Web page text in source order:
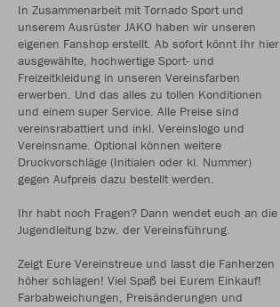
In Zusammenarbeit mit Tornado Sport und
unserem Ausrüster JAKO haben wir unseren
eigenen Fanshop erstellt. Ab sofort könnt Ihr hier
ausgewählte, hochwertige Sport- und
Freizeitkleidung in unseren Vereinsfarben
erwerben. Und das alles zu tollen Konditionen
und einem super Service. Alle Preise sind
vereinsrabattiert und inkl. Vereinslogo und
Vereinsname. Optional können weitere
Druckvorschläge (Initialen oder kl. Nummer)
gegen Aufpreis dazu bestellt werden.
Ihr habt noch Fragen? Dann wendet euch an die
Jugendleitung bzw. der Vereinsführung.
Zeigt Eure Vereinstreue und lasst die Fanherzen
höher schlagen! Viel Spaß bei Eurem Einkauf!
Farbabweichungen, Preisänderungen und